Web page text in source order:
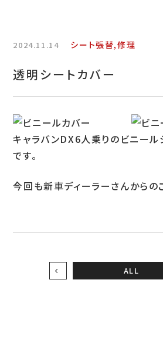
特定商取引表示
新着情報
施工例
Tel.052-
2024.11.14 シート張替,修理
透明シートカバー
キャラバンDX6人乗りのビニー
です。
今回も新車ディーラーさんからの
ALL